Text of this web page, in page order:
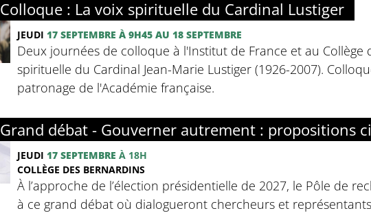
Colloque : La voix spirituelle du Cardinal Lustiger
JEUDI 17 SEPTEMBRE À 9H45 AU 18 SEPTEMBRE
Deux journées de colloque à l'Institut de France et au
spirituelle du Cardinal Jean-Marie Lustiger (1926-2007).
patronage de l'Académie française.
Grand débat - Gouverner autrement : propositions
JEUDI 17 SEPTEMBRE À 18H
COLLÈGE DES BERNARDINS
À l’approche de l’élection présidentielle de 2027, le Pôle de
à ce grand débat où dialogueront chercheurs et